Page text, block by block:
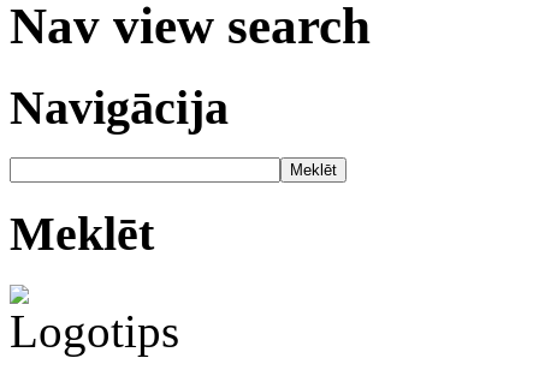
Nav view search
Navigācija
Meklēt
Meklēt